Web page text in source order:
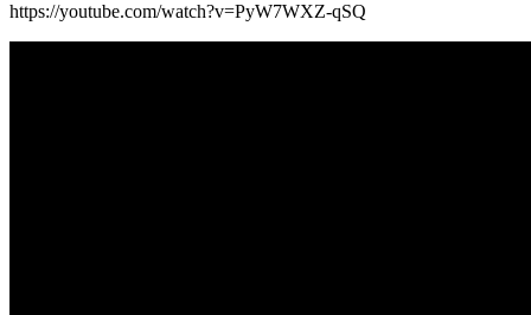
https://youtube.com/watch?v=PyW7WXZ-qSQ